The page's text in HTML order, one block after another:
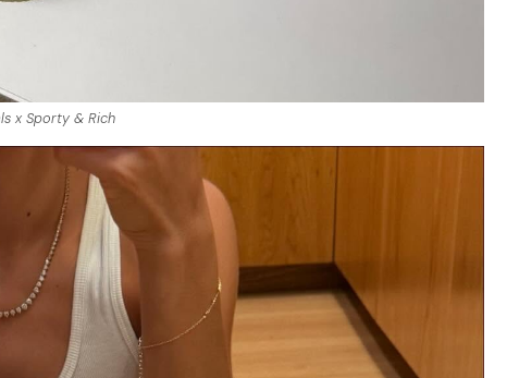
x Sporty & Rich